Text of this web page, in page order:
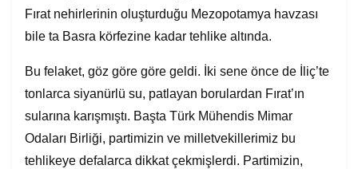
Fırat nehirlerinin oluşturduğu Mezopotamya havzası
bile ta Basra körfezine kadar tehlike altında.
Bu felaket, göz göre göre geldi. İki sene önce de İliç’te
tonlarca siyanürlü su, patlayan borulardan Fırat’ın
sularına karışmıştı. Başta Türk Mühendis Mimar
Odaları Birliği, partimizin ve milletvekillerimiz bu
tehlikeye defalarca dikkat çekmişlerdi. Partimizin,